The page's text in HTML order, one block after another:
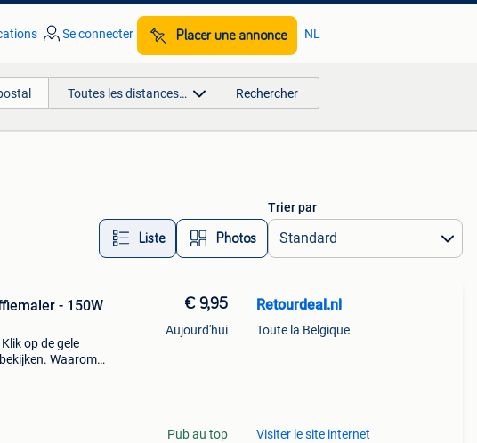
Se connecter Placer une annonce NL
Toutes les distances… Rechercher
Liste Photos
Trier par
- 150W
op de gele
Waarom
€ 9,95
Aujourd'hui
Pub au top
Retourdeal.nl
Toute la Belgique
Visiter le site internet